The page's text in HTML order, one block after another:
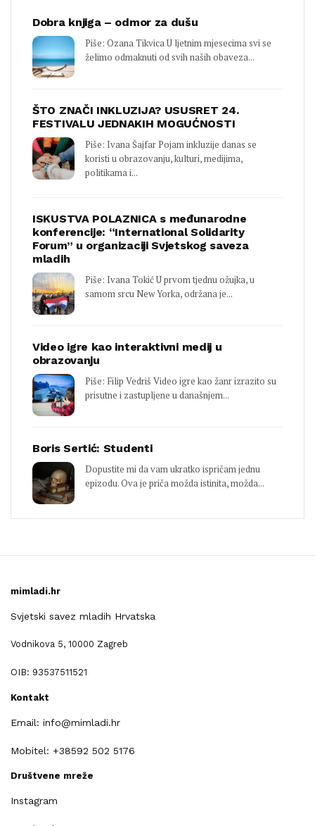
Dobra knjiga – odmor za dušu
Piše: Ozana Tikvica U ljetnim mjesecima svi se
želimo odmaknuti od svih naših obaveza...
ŠTO ZNAČI INKLUZIJA? USUSRET 24.
FESTIVALU JEDNAKIH MOGUĆNOSTI
Piše: Ivana Šajfar Pojam inkluzije danas se
koristi u obrazovanju, kulturi, medijima,
politikama i...
ISKUSTVA POLAZNICA s međunarodne
konferencije: “International Solidarity
Forum” u organizaciji Svjetskog saveza
mladih
Piše: Ivana Tokić U prvom tjednu ožujka, u
samom srcu New Yorka, održana je...
Video igre kao interaktivni medij u
obrazovanju
Piše: Filip Vedriš Video igre kao žanr izrazito su
prisutne i zastupljene u današnjem...
Boris Sertić: Studenti
Dopustite mi da vam ukratko ispričam jednu
epizodu. Ova je priča možda istinita, možda...
mimladi.hr
Svjetski savez mladih Hrvatska
Vodnikova 5, 10000 Zagreb
OIB: 93537511521
Kontakt
Email: info@mimladi.hr
Mobitel: +38592 502 5176
Društvene mreže
Instagram